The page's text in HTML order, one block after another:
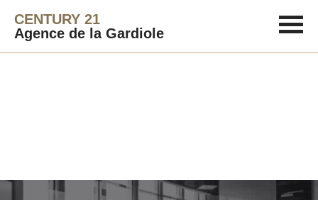
CENTURY 21
Agence de la Gardiole